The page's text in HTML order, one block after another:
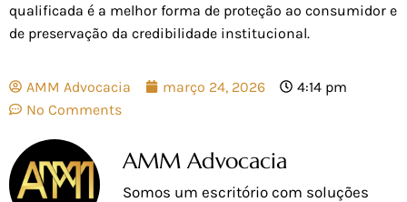
qualificada é a melhor forma de proteção ao consumidor e
de preservação da credibilidade institucional.
AMM Advocacia março 24, 2026
4:14 pm
No Comments
AMM Advocacia
Somos um escritório com soluções